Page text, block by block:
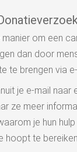
om een
dan door
te brengen via
je e-mail naar
ze meer
je hun
hoopt te